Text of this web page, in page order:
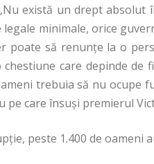
există un drept absolut
minimale, orice
să renunțe la o
care depinde de
trebuia să nu ocupe
care însuși premierul
peste 1.400 de oameni